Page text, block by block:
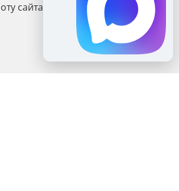
сайта и взаимодействие с ним.